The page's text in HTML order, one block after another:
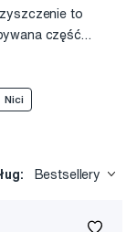
to
część
ani
jedzenia i
nici
irygator do
nie osiągnie się
Nici
Bestsellery